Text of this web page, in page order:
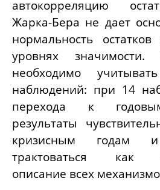
автокорреляцию
Жарка-Бера не дает
нормальность
уровнях
необходимо
наблюдений: при 14
перехода к
результаты
кризисным годам
трактоваться как
описание всех